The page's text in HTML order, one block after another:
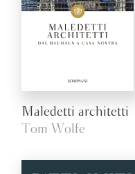
Maledetti architetti
Tom Wolfe